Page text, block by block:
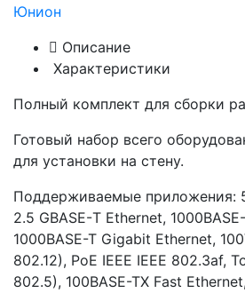
Юнион
Описание
Характеристики
Полный комплект для сборки
Готовый набор всего
для установки на стену.
Поддерживаемые приложения:
2.5 GBASE-Т Ethernet,
1000BASE-T Gigabit Ethernet,
802.12), PoE IEEE IEEE 802.3af,
802.5), 100BASE-TX Fast